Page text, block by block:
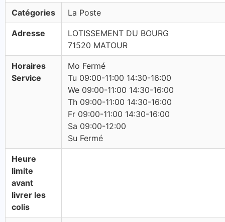
Catégories La Poste
Adresse
LOTISSEMENT DU BOURG
71520 MATOUR
Horaires
Service
Mo Fermé
Tu 09:00-11:00 14:30-16:00
We 09:00-11:00 14:30-16:00
Th 09:00-11:00 14:30-16:00
Fr 09:00-11:00 14:30-16:00
Sa 09:00-12:00
Su Fermé
Heure
limite
avant
livrer les
colis